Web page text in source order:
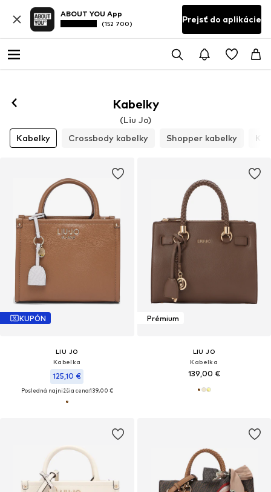
ABOUT YOU App
(152 700) Prejsť do aplikácie
Kabelky
(Liu Jo)
Kabelky
Crossbody kabelky Shopper kabelky
KUPÓN
LIU JO
Kabelka
125,10 €
Posledná najnižšia cena:139,00 €
Prémium
LIU JO
Kabelka
139,00 €